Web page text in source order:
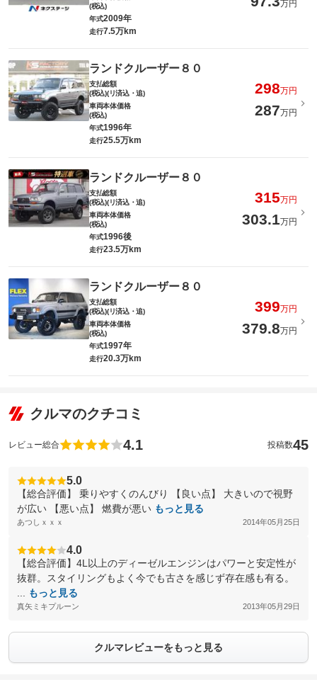
(税込)
万円
年式2009年
走行7.5万km
ランドクルーザー８０
支払総額
(税込)(リ済込・追)
298万円
車両本体価格
(税込)
287万円
年式1996年
走行25.5万km
ランドクルーザー８０
支払総額
(税込)(リ済込・追)
315万円
車両本体価格
(税込)
303.1万円
年式1996後
走行23.5万km
ランドクルーザー８０
支払総額
(税込)(リ済込・追)
399万円
車両本体価格
(税込)
379.8万円
年式1997年
走行20.3万km
クルマのクチコミ
レビュー総合 4.1 投稿数45
5.0
【総合評価】 乗りやすくのんびり 【良い点】 大きいので視野
が広い 【悪い点】 燃費が悪い もっと見る
あつしｘｘｘ 2014年05月25日
4.0
【総合評価】4L以上のディーゼルエンジンはパワーと安定性が
抜群。スタイリングもよく今でも古さを感じず存在感も有る。
もっと見る
真矢ミキプルーン 2013年05月29日
クルマレビューをもっと見る